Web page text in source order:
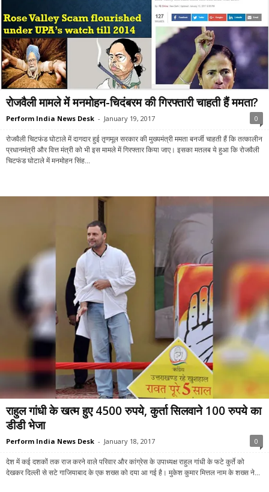
रोजवैली मामले में मनमोहन-चिदंबरम की गिरफ्तारी चाहती हैं ममता?
Perform India News Desk - January 19, 2017 0
रोजवैली चिटफंड घोटाले में दागदार हुई तृणमूल सरकार की मुख्यमंत्री ममता बनर्जी चाहती हैं कि तत्कालीन
प्रधानमंत्री और वित्त मंत्री को भी इस मामले में गिरफ्तार किया जाए। इसका मतलब ये हुआ कि रोजवैली
चिटफंड घोटाले में मनमोहन सिंह...
राहुल गांधी के खत्म हुए 4500 रुपये, कुर्ता सिलवाने 100 रुपये का
डीडी भेजा
Perform India News Desk - January 18, 2017 0
देश में कई दशकों तक राज करने वाले परिवार और कांग्रेस के उपाध्यक्ष राहुल गांधी के फटे कुर्ते को
देखकर दिल्ली से सटे गाजियाबाद के एक शख्स को दया आ गई है। मुकेश कुमार मित्तल नाम के शख्स ने...